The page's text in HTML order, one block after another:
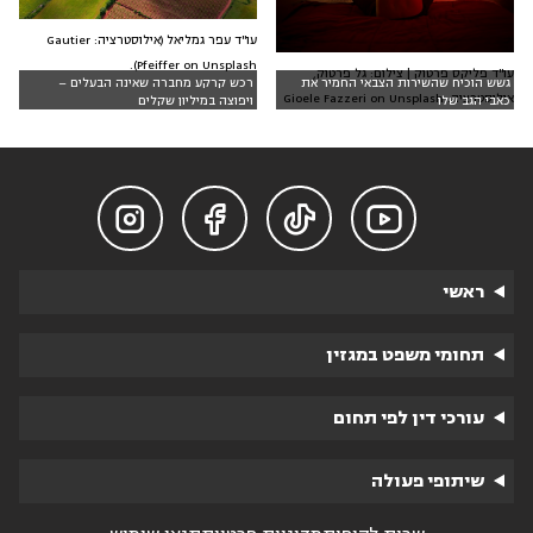
גשש הוכיח שהשירות הצבאי החמיר את
כאבי הגב שלו
עו"ד פליקס פרטוק | צילום: גל פרטוק,
אילוסטרציה: Gioele Fazzeri on Unsplash
רכש קרקע מחברה שאינה הבעלים –
ויפוצה במיליון שקלים
עו"ד עפר גמליאל (אילוסטרציה: Gautier
Pfeiffer on Unsplash).




ראשי
תחומי משפט במגזין
עורכי דין לפי תחום
שיתופי פעולה